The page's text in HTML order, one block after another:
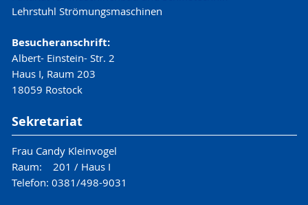
Lehrstuhl Strömungsmaschinen
Besucheranschrift:
Albert- Einstein- Str. 2
Haus I, Raum 203
18059 Rostock
Sekretariat
Frau Candy Kleinvogel
Raum: 201 / Haus I
Telefon: 0381/498-9031